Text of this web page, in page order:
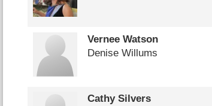
Vernee Watson
Denise Willums
Cathy Silvers